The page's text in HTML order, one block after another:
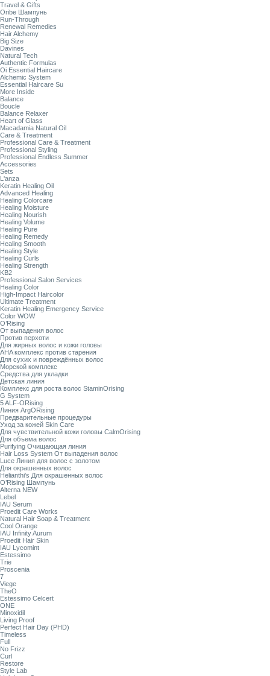
Travel & Gifts
Oribe Шампунь
Run-Through
Renewal Remedies
Hair Alchemy
Big Size
Davines
Natural Tech
Authentic Formulas
Oi Essential Haircare
Alchemic System
Essential Haircare Su
More Inside
Balance
Boucle
Balance Relaxer
Heart of Glass
Macadamia Natural Oil
Care & Treatment
Professional Care & Treatment
Professional Styling
Professional Endless Summer
Accessories
Sets
L'anza
Keratin Healing Oil
Advanced Healing
Healing Colorcare
Healing Moisture
Healing Nourish
Healing Volume
Healing Pure
Healing Remedy
Healing Smooth
Healing Style
Healing Curls
Healing Strength
KB2
Professional Salon Services
Healing Color
High-Impact Haircolor
Ultimate Treatment
Keratin Healing Emergency Service
Color WOW
O’Rising
От выпадения волос
Против перхоти
Для жирных волос и кожи головы
AHA комплекс против старения
Для сухих и повреждённых волос
Морской комплекс
Средства для укладки
Детская линия
Комплекс для роста волос StaminOrising
G System
5 ALF-ORising
Линия ArgORising
Предварительные процедуры
Уход за кожей Skin Care
Для чувствительной кожи головы CalmOrising
Для объема волос
Purifying Очищающая линия
Hair Loss System От выпадения волос
Luce Линия для волос с золотом
Для окрашенных волос
Helianthi's Для окрашенных волос
O’Rising Шампунь
Alterna NEW
Lebel
IAU Serum
Proedit Care Works
Natural Hair Soap & Treatment
Cool Orange
IAU Infinity Aurum
Proedit Hair Skin
IAU Lycomint
Estessimo
Trie
Proscenia
7
Viege
TheO
Estessimo Celcert
ONE
Minoxidil
Living Proof
Perfect Hair Day (PHD)
Timeless
Full
No Frizz
Curl
Restore
Style Lab